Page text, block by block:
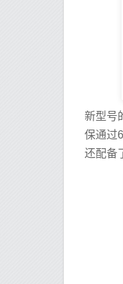
新型号
保通过
还配备